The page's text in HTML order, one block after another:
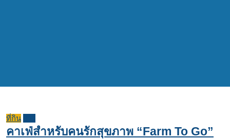
ที่กิน
คาเฟ่สำหรับคนรักสุขภาพ “Farm To Go”